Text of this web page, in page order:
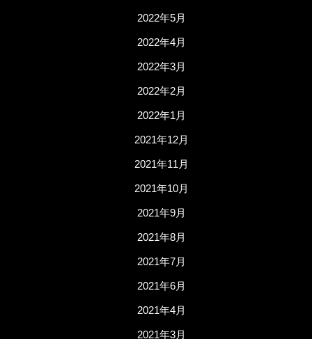
2022年5月
2022年4月
2022年3月
2022年2月
2022年1月
2021年12月
2021年11月
2021年10月
2021年9月
2021年8月
2021年7月
2021年6月
2021年4月
2021年3月